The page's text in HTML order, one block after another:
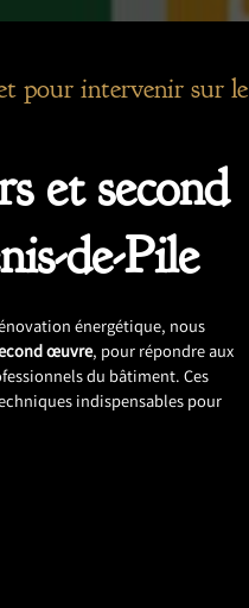
pour intervenir sur le
et second
de-Pile
énergétique, nous
œuvre, pour répondre aux
du bâtiment. Ces
indispensables pour